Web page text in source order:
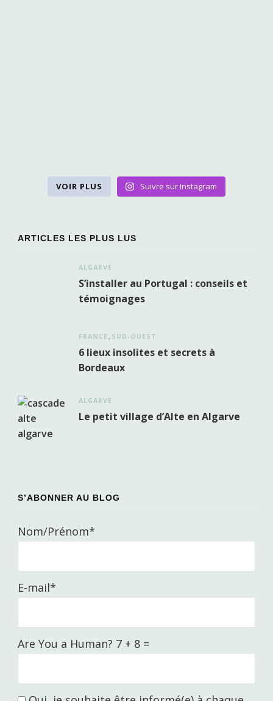
VOIR PLUS Suivre sur Instagram
ARTICLES LES PLUS LUS
ALGARVE
S’installer au Portugal : conseils et
témoignages
FRANCE SUD-OUEST
6 lieux insolites et secrets à
Bordeaux
ALGARVE
Le petit village d’Alte en Algarve
S’ABONNER AU BLOG
Nom/Prénom*
E-mail*
Are You a Human? 7 + 8 =